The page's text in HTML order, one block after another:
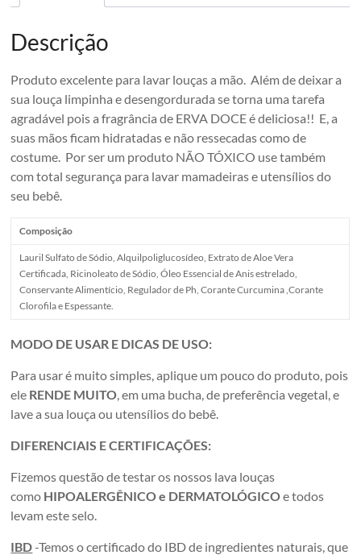
Descrição
Produto excelente para lavar louças a mão. Além de deixar a
sua louça limpinha e desengordurada se torna uma tarefa
agradável pois a fragrância de ERVA DOCE é deliciosa!! E, a
suas mãos ficam hidratadas e não ressecadas como de
costume. Por ser um produto NÃO TÓXICO use também
com total segurança para lavar mamadeiras e utensílios do
seu bebê.
Composição
Lauril Sulfato de Sódio, Alquilpoliglucosídeo, Extrato de Aloe Vera
Certificada, Ricinoleato de Sódio, Óleo Essencial de Anis estrelado,
Conservante Alimentício, Regulador de Ph, Corante Curcumina ,Corante
Clorofila e Espessante.
MODO DE USAR E DICAS DE USO:
Para usar é muito simples, aplique um pouco do produto, pois
ele RENDE MUITO , em uma bucha, de preferência vegetal, e
lave a sua louça ou utensílios do bebê.
DIFERENCIAIS E CERTIFICAÇÕES:
Fizemos questão de testar os nossos lava louças
como HIPOALERGÊNICO e DERMATOLÓGICOe todos
levam este selo.
IBD-Temos o certificado do IBD de ingredientes naturais, que